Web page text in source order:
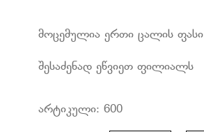
მოცემულია ერთი ცალის ფასი
შესაძენად ეწვიეთ ფილიალს
არტიკული:600